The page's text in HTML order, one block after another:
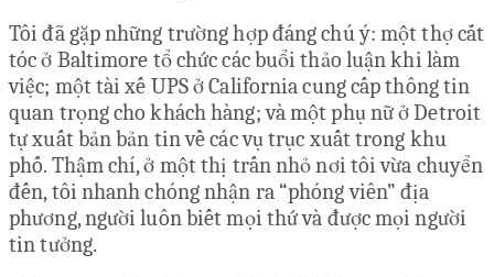
Tôi đã gặp những trường hợp đáng chú ý: một thợ cắt
tóc ở Baltimore tổ chức các buổi thảo luận khi làm
việc; một tài xế UPS ở California cung cấp thông tin
quan trọng cho khách hàng; và một phụ nữ ở Detroit
tự xuất bản bản tin về các vụ trục xuất trong khu
phố. Thậm chí, ở một thị trấn nhỏ nơi tôi vừa chuyển
đến, tôi nhanh chóng nhận ra “phóng viên” địa
phương, người luôn biết mọi thứ và được mọi người
tin tưởng.